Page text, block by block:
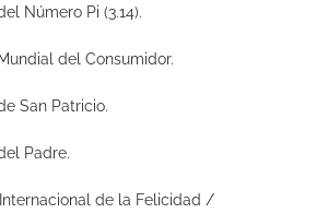
Número Pi (3.14).
del Consumidor.
San Patricio.
Padre.
de la Felicidad /